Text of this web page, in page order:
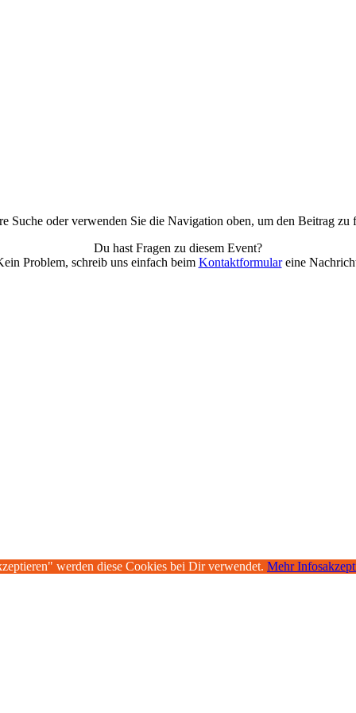
Suche oder verwenden Sie die Navigation oben, um den Beitrag zu
Du hast Fragen zu diesem Event?
Problem, schreib uns einfach beim Kontaktformulareine
werden diese Cookies bei Dir verwendet. Mehr Infos